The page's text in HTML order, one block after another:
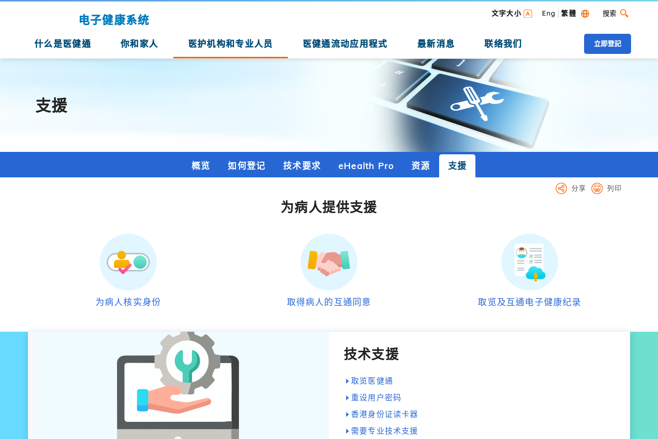
电子健康系统 文字大小 Eng 繁體
搜索 桌面版
搜索
什么是医健通 你和家人 医护机构和专业人员 医健通流动应用程式 最新消息 联络我们 立即登記
支援
概览 如何登记 技术要求 eHealth Pro 资源 支援
分享 列印
为病人提供支援
为病人核实身份 取得病人的互通同意 取览及互通电子健康纪录
技术支援
取览医健通
重设用户密码
香港身份证读卡器
需要专业技术支援